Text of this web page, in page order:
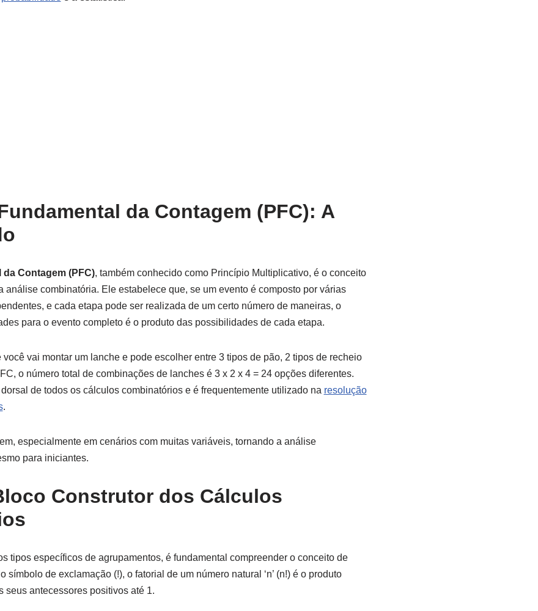
da Contagem (PFC): A
Contagem (PFC), também conhecido como Princípio Multiplicativo, é o conceito
análise combinatória. Ele estabelece que, se um evento é composto por várias
e cada etapa pode ser realizada de um certo número de maneiras, o
para o evento completo é o produto das possibilidades de cada etapa.
você vai montar um lanche e pode escolher entre 3 tipos de pão, 2 tipos de recheio
o número total de combinações de lanches é 3 x 2 x 4 = 24 opções diferentes.
de todos os cálculos combinatórios e é frequentemente utilizado na resolução
.
especialmente em cenários com muitas variáveis, tornando a análise
para iniciantes.
Construtor dos Cálculos
tipos específicos de agrupamentos, é fundamental compreender o conceito de
símbolo de exclamação (!), o fatorial de um número natural ‘n’ (n!) é o produto
seus antecessores positivos até 1.